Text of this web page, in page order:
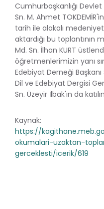
Cumhurbaşkanlığı
Sn. M. Ahmet
tarih ile alakalı
aktardığı bu toplantının
Md. Sn. İlhan KURT
öğretmenlerimizin yanı
Edebiyat Derneği
Dil ve Edebiyat Dergisi
Sn. Üzeyir İlbak'ın da
Kaynak:
https://
okumalari-uzaktan-
gerceklesti/icerik/619